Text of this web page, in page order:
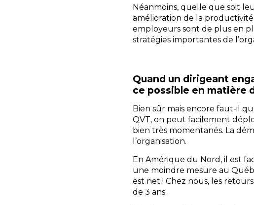
Néanmoins, quelle que soit
amélioration de la
employeurs sont de plus en
stratégies importantes de
Quand un dirigeant
ce possible en matière
Bien sûr mais encore faut-il
QVT, on peut facilement
bien très momentanés. La
l’organisation.
En Amérique du Nord, il est
une moindre mesure au
est net ! Chez nous, les
de 3 ans.